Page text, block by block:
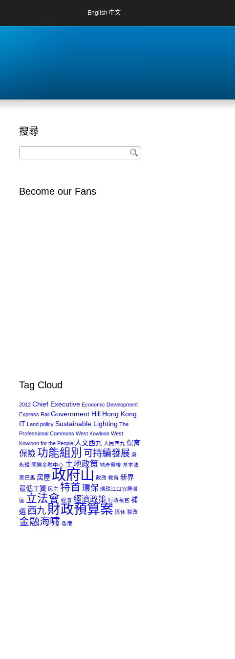
English 中文
搜尋
Become our Fans
Tag Cloud
2012 Chief Executive Economic Development
Express Rail Government Hill Hong Kong
IT Land policy Sustainable Lighting The
Professional Commons West Kowloon West
Kowloon for the People 人文西九 人民西九 保育
保險 功能組別 可持續發展 吳
永輝 國際金融中心 土地政策 地產霸權 基本法
奧巴馬 居屋 政府山 政改 教育 新界
最低工資 民主 特首 環保 環珠江口宜居灣
區 立法會 經濟 經濟政策 行政長官 補
選 西九財政預算案 退休 醫改
金融海嘯 香港